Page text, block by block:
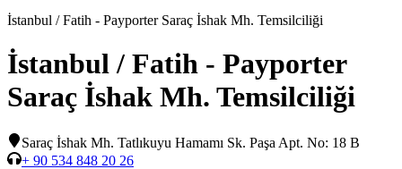
İstanbul / Fatih - Payporter Saraç İshak Mh. Temsilciliği
İstanbul / Fatih - Payporter
Saraç İshak Mh. Temsilciliği
Saraç İshak Mh. Tatlıkuyu Hamamı Sk. Paşa Apt. No: 18 B
+ 90 534 848 20 26